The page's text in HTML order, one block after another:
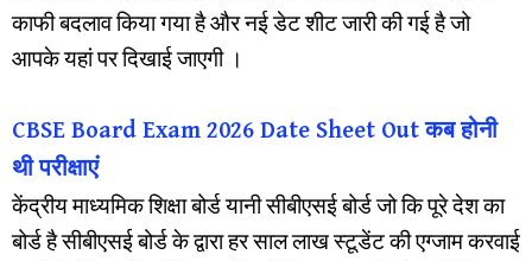
काफी बदलाव किया गया है और नई डेट शीट जारी की गई है जो
आपके यहां पर दिखाई जाएगी ।
CBSE Board Exam 2026 Date Sheet Out कब होनी
थी परीक्षाएं
केंद्रीय माध्यमिक शिक्षा बोर्ड यानी सीबीएसई बोर्ड जो कि पूरे देश का
बोर्ड है सीबीएसई बोर्ड के द्वारा हर साल लाख स्टूडेंट की एग्जाम करवाई